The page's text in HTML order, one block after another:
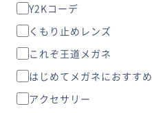
Y2Kコーデ
くもり止めレンズ
これぞ王道メガネ
はじめてメガネにおすすめ
アクセサリー